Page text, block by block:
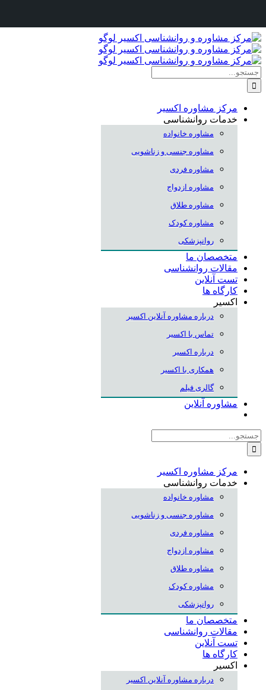
Skip
to
content
جستجو
برای:
مرکز مشاوره اکسیر
خدمات روانشناسی
مشاوره خانواده
مشاوره جنسی و زناشویی
مشاوره فردی
مشاوره ازدواج
مشاوره طلاق
مشاوره کودک
روانپزشکی
متخصصان ما
مقالات روانشناسی
تست آنلاین
کارگاه ها
اکسیر
درباره مشاوره آنلاین اکسیر
تماس با اکسیر
درباره اکسیر
همکاری با اکسیر
گالری فیلم
مشاوره آنلاین
جستجو
برای:
مرکز مشاوره اکسیر
خدمات روانشناسی
مشاوره خانواده
مشاوره جنسی و زناشویی
مشاوره فردی
مشاوره ازدواج
مشاوره طلاق
مشاوره کودک
روانپزشکی
متخصصان ما
مقالات روانشناسی
تست آنلاین
کارگاه ها
اکسیر
درباره مشاوره آنلاین اکسیر